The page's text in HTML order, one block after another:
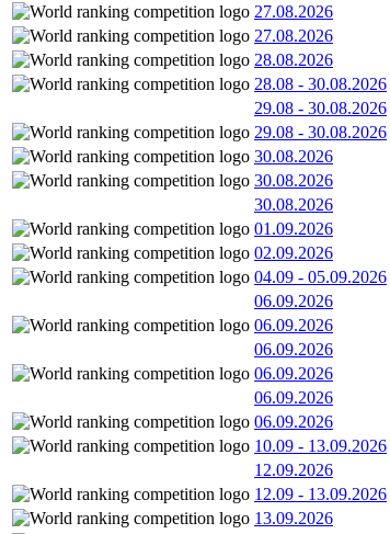
27.08.2026
27.08.2026
28.08.2026
28.08 - 30.08.2026
29.08 - 30.08.2026
29.08 - 30.08.2026
30.08.2026
30.08.2026
30.08.2026
01.09.2026
02.09.2026
04.09 - 05.09.2026
06.09.2026
06.09.2026
06.09.2026
06.09.2026
06.09.2026
06.09.2026
10.09 - 13.09.2026
12.09.2026
12.09 - 13.09.2026
13.09.2026